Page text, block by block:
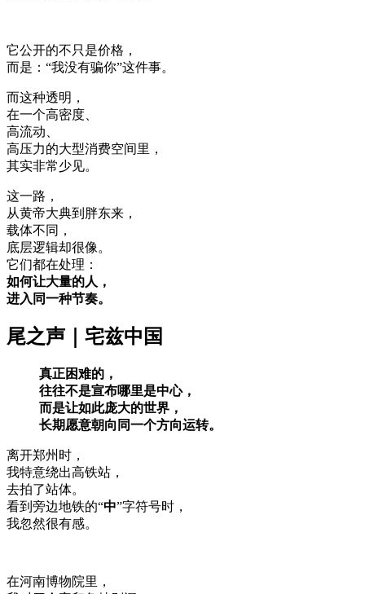
它公开的不只是价格，
而是：“我没有骗你”这件事。
而这种透明，
在一个高密度、
高流动、
高压力的大型消费空间里，
其实非常少见。
这一路，
从黄帝大典到胖东来，
载体不同，
底层逻辑却很像。
它们都在处理：
如何让大量的人，
进入同一种节奏。
尾之声｜宅兹中国
真正困难的，
往往不是宣布哪里是中心，
而是让如此庞大的世界，
长期愿意朝向同一个方向运转。
离开郑州时，
我特意绕出高铁站，
去拍了站体。
看到旁边地铁的“中”字符号时，
我忽然很有感。
在河南博物院里，